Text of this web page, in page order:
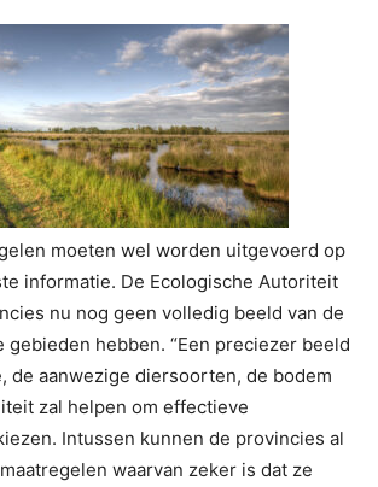
moeten wel worden uitgevoerd op
informatie. De Ecologische Autoriteit
nu nog geen volledig beeld van de
gebieden hebben. “Een preciezer beeld
de aanwezige diersoorten, de bodem
zal helpen om effectieve
Intussen kunnen de provincies al
waarvan zeker is dat ze